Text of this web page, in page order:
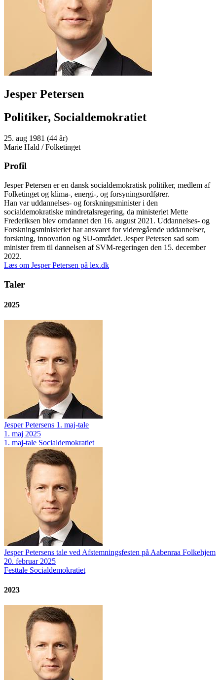
Jesper Petersen
Politiker, Socialdemokratiet
25. aug 1981 (44 år)
Marie Hald / Folketinget
Profil
Jesper Petersen er en dansk socialdemokratisk politiker, medlem af
Folketinget og klima-, energi-, og forsyningsordfører.
Han var uddannelses- og forskningsminister i den
socialdemokratiske mindretalsregering, da ministeriet Mette
Frederiksen blev omdannet den 16. august 2021. Uddannelses- og
Forskningsministeriet har ansvaret for videregående uddannelser,
forskning, innovation og SU-området. Jesper Petersen sad som
minister frem til dannelsen af SVM-regeringen den 15. december
2022.
Læs om Jesper Petersen på lex.dk
Taler
2025
Jesper Petersens 1. maj-tale
1. maj 2025
1. maj-tale Socialdemokratiet
Jesper Petersens tale ved Afstemningsfesten på Aabenraa Folkehjem
20. februar 2025
Festtale Socialdemokratiet
2023